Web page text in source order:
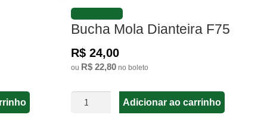
Bucha Mola Dianteira F75
R$ 24,00
ou R$ 22,80no boleto
Adicionar ao carrinho